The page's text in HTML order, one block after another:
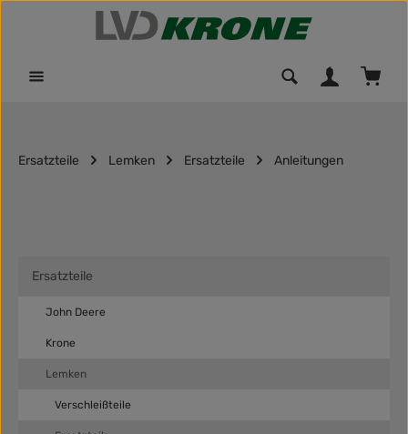
Zum Hauptinhalt springen
Ersatzteile Lemken Ersatzteile Anleitungen
Ersatzteile
John Deere
Krone
Lemken
Verschleißteile